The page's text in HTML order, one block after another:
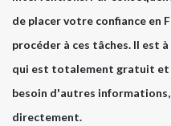
de placer votre confiance en
procéder à ces tâches. Il est
qui est totalement gratuit et
besoin d'autres
directement.